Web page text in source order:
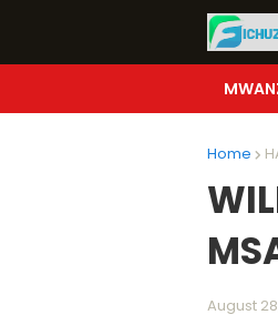
Home
August